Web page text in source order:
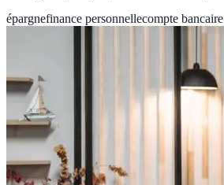
épargnefinance personnellecompte bancaire